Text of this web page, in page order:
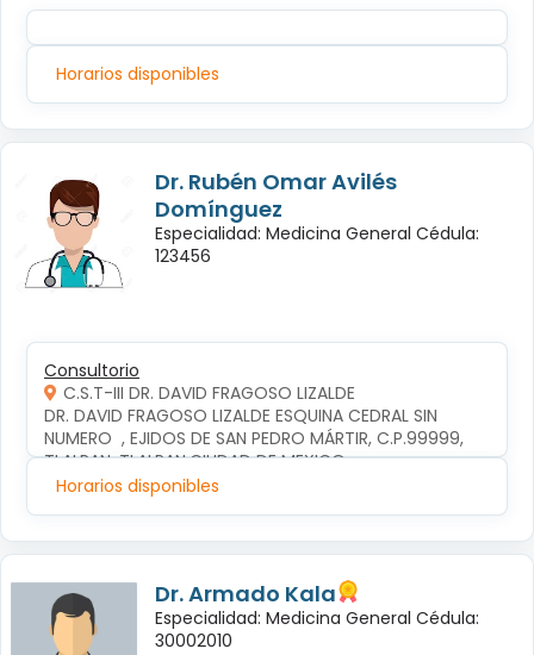
Horarios disponibles
Dr. Rubén Omar Avilés
Domínguez
Especialidad: Medicina General Cédula:
123456
Consultorio
C.S.T-III DR. DAVID FRAGOSO LIZALDE
DR. DAVID FRAGOSO LIZALDE ESQUINA CEDRAL SIN
NUMERO  , EJIDOS DE SAN PEDRO MÁRTIR, C.P.99999,
TLALPAN, TLALPAN,CIUDAD DE MEXICO
Horarios disponibles
Dr. Armado Kala
Especialidad: Medicina General Cédula:
30002010